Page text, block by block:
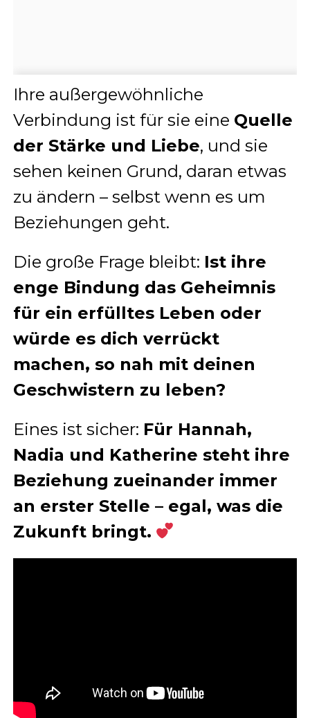
Ihre außergewöhnliche
Verbindung ist für sie eine Quelle
der Stärke und Liebe, und sie
sehen keinen Grund, daran etwas
zu ändern – selbst wenn es um
Beziehungen geht.
Die große Frage bleibt: Ist ihre
enge Bindung das Geheimnis
für ein erfülltes Leben oder
würde es dich verrückt
machen, so nah mit deinen
Geschwistern zu leben?
Eines ist sicher: Für Hannah,
Nadia und Katherine steht ihre
Beziehung zueinander immer
an erster Stelle – egal, was die
Zukunft bringt.